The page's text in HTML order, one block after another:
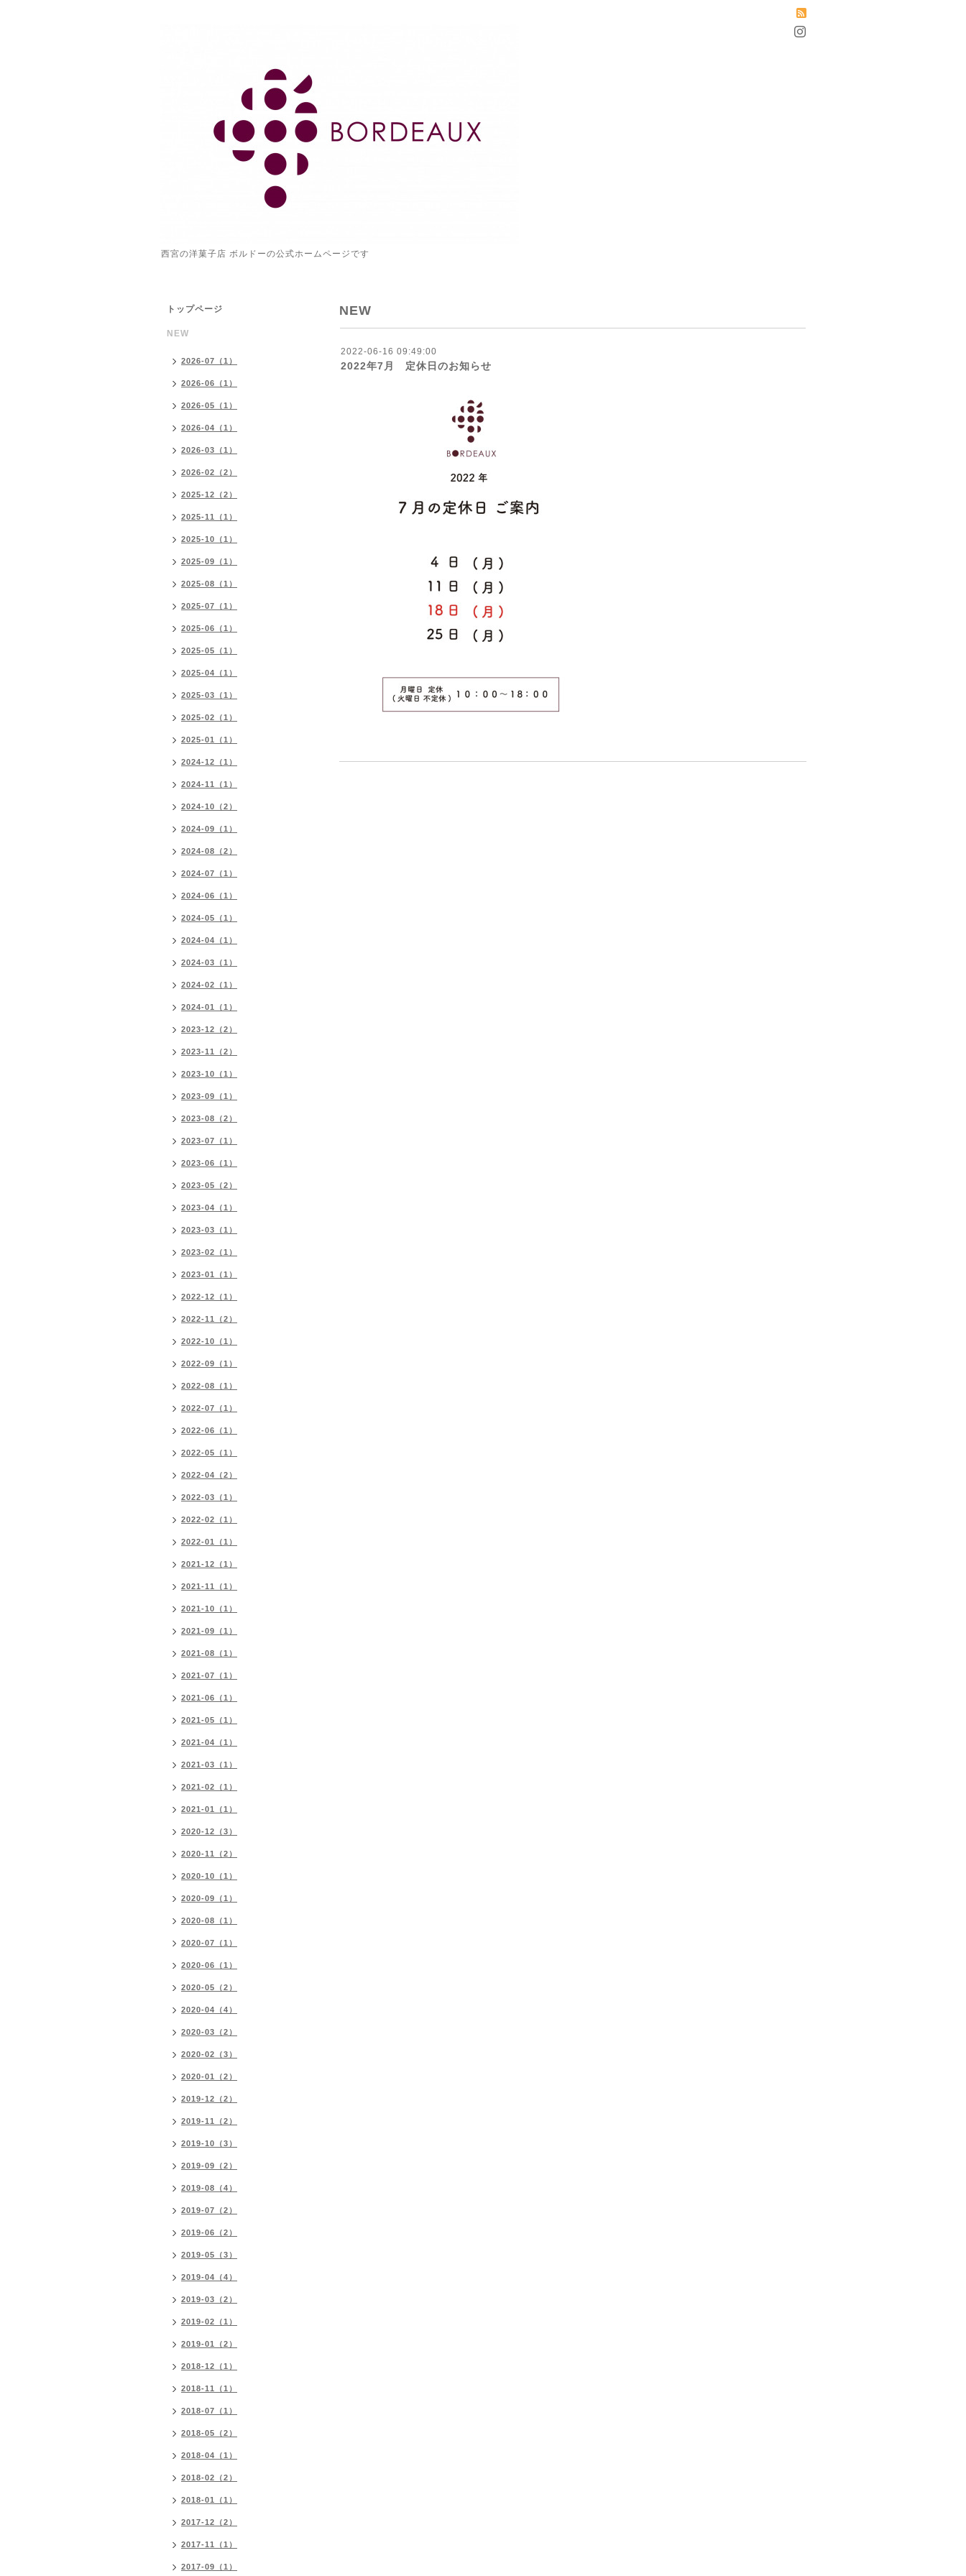
西宮の洋菓子店 ボルドーの公式ホームページです
NEW
2022-06-16 09:49:00
2022年7月 定休日のお知らせ
トップページ
NEW
2026-07（1）
2026-06（1）
2026-05（1）
2026-04（1）
2026-03（1）
2026-02（2）
2025-12（2）
2025-11（1）
2025-10（1）
2025-09（1）
2025-08（1）
2025-07（1）
2025-06（1）
2025-05（1）
2025-04（1）
2025-03（1）
2025-02（1）
2025-01（1）
2024-12（1）
2024-11（1）
2024-10（2）
2024-09（1）
2024-08（2）
2024-07（1）
2024-06（1）
2024-05（1）
2024-04（1）
2024-03（1）
2024-02（1）
2024-01（1）
2023-12（2）
2023-11（2）
2023-10（1）
2023-09（1）
2023-08（2）
2023-07（1）
2023-06（1）
2023-05（2）
2023-04（1）
2023-03（1）
2023-02（1）
2023-01（1）
2022-12（1）
2022-11（2）
2022-10（1）
2022-09（1）
2022-08（1）
2022-07（1）
2022-06（1）
2022-05（1）
2022-04（2）
2022-03（1）
2022-02（1）
2022-01（1）
2021-12（1）
2021-11（1）
2021-10（1）
2021-09（1）
2021-08（1）
2021-07（1）
2021-06（1）
2021-05（1）
2021-04（1）
2021-03（1）
2021-02（1）
2021-01（1）
2020-12（3）
2020-11（2）
2020-10（1）
2020-09（1）
2020-08（1）
2020-07（1）
2020-06（1）
2020-05（2）
2020-04（4）
2020-03（2）
2020-02（3）
2020-01（2）
2019-12（2）
2019-11（2）
2019-10（3）
2019-09（2）
2019-08（4）
2019-07（2）
2019-06（2）
2019-05（3）
2019-04（4）
2019-03（2）
2019-02（1）
2019-01（2）
2018-12（1）
2018-11（1）
2018-07（1）
2018-05（2）
2018-04（1）
2018-02（2）
2018-01（1）
2017-12（2）
2017-11（1）
2017-09（1）